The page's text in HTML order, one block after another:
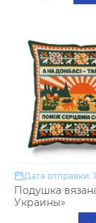
Дата отправки:
Подушка
Украины»